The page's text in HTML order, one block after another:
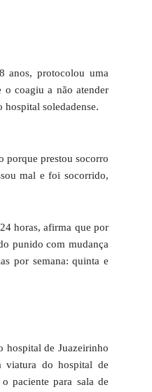
anos, protocolou uma
coagiu a não atender
hospital soledadense.
porque prestou socorro
mal e foi socorrido,
horas, afirma que por
punido com mudança
por semana: quinta e
hospital de Juazeirinho
viatura do hospital de
paciente para sala de